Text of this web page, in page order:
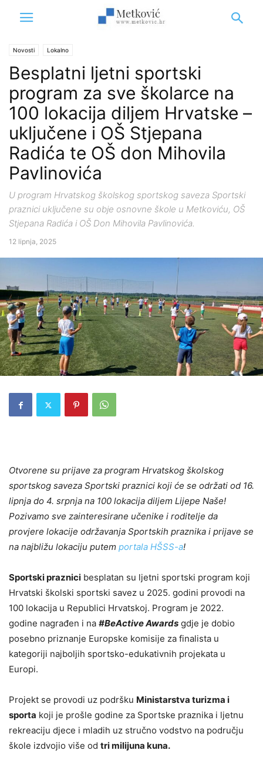
Novosti Lokalno
Besplatni ljetni sportski
program za sve školarce na
100 lokacija diljem Hrvatske –
uključene i OŠ Stjepana
Radića te OŠ don Mihovila
Pavlinovića
U program Hrvatskog školskog sportskog saveza Sportski
praznici uključene su obje osnovne škole u Metkoviću, OŠ
Stjepana Radića i OŠ Don Mihovila Pavlinovića.
12 lipnja, 2025
Otvorene su prijave za program Hrvatskog školskog
sportskog saveza Sportski praznici koji će se održati od 16.
lipnja do 4. srpnja na 100 lokacija diljem Lijepe Naše!
Pozivamo sve zainteresirane učenike i roditelje da
provjere lokacije održavanja Sportskih praznika i prijave se
na najbližu lokaciju putem portala HŠSS-a!
Sportski praznici besplatan su ljetni sportski program koji
Hrvatski školski sportski savez u 2025. godini provodi na
100 lokacija u Republici Hrvatskoj. Program je 2022.
godine nagrađen i na #BeActive Awards gdje je dobio
posebno priznanje Europske komisije za finalista u
kategoriji najboljih sportsko-edukativnih projekata u
Europi.
Projekt se provodi uz podršku Ministarstva turizma i
sporta koji je prošle godine za Sportske praznika i ljetnu
rekreaciju djece i mladih uz stručno vodstvo na području
škole izdvojio više od tri milijuna kuna.